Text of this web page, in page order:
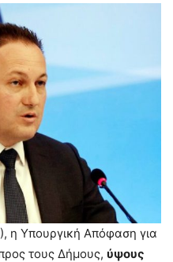
η Υπουργική Απόφαση για
τους Δήμους, ύψους